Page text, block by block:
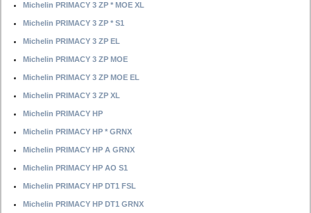
Michelin PRIMACY 3 ZP * MOE XL
Michelin PRIMACY 3 ZP * S1
Michelin PRIMACY 3 ZP EL
Michelin PRIMACY 3 ZP MOE
Michelin PRIMACY 3 ZP MOE EL
Michelin PRIMACY 3 ZP XL
Michelin PRIMACY HP
Michelin PRIMACY HP * GRNX
Michelin PRIMACY HP A GRNX
Michelin PRIMACY HP AO S1
Michelin PRIMACY HP DT1 FSL
Michelin PRIMACY HP DT1 GRNX